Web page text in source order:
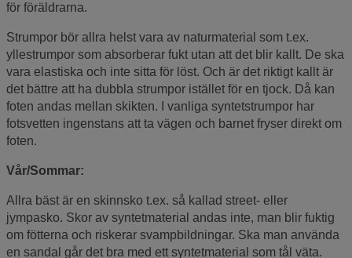
för föräldrarna.
Strumpor bör allra helst vara av naturmaterial som t.ex.
yllestrumpor som absorberar fukt utan att det blir kallt. De ska
vara elastiska och inte sitta för löst. Och är det riktigt kallt är
det bättre att ha dubbla strumpor istället för en tjock. Då kan
foten andas mellan skikten. I vanliga syntetstrumpor har
fotsvetten ingenstans att ta vägen och barnet fryser direkt om
foten.
Vår/Sommar:
Allra bäst är en skinnsko t.ex. så kallad street- eller
jympasko. Skor av syntetmaterial andas inte, man blir fuktig
om fötterna och riskerar svampbildningar. Ska man använda
en sandal går det bra med ett syntetmaterial som tål väta.